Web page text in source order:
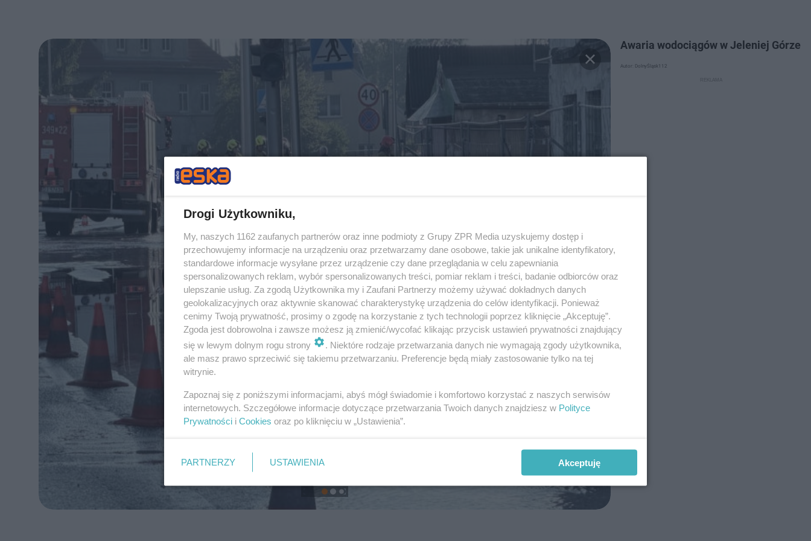
Awaria wodociągów w Jeleniej Górze
Autor: DolnyŚląsk112
Drogi Użytkowniku,
My, naszych 1162 zaufanych partnerów oraz inne podmioty z Grupy ZPR Media uzyskujemy dostęp i
przechowujemy informacje na urządzeniu oraz przetwarzamy dane osobowe, takie jak unikalne identyfikatory,
standardowe informacje wysyłane przez urządzenie czy dane przeglądania w celu zapewniania
spersonalizowanych reklam, wybór spersonalizowanych treści, pomiar reklam i treści, badanie odbiorców oraz
ulepszanie usług. Za zgodą Użytkownika my i Zaufani Partnerzy możemy używać dokładnych danych
geolokalizacyjnych oraz aktywnie skanować charakterystykę urządzenia do celów identyfikacji. Ponieważ
cenimy Twoją prywatność, prosimy o zgodę na korzystanie z tych technologii poprzez kliknięcie „Akceptuję”.
Zgoda jest dobrowolna i zawsze możesz ją zmienić/wycofać klikając przycisk ustawień prywatności znajdujący
się w lewym dolnym rogu strony
. Niektóre rodzaje przetwarzania danych nie wymagają zgody użytkownika,
ale masz prawo sprzeciwić się takiemu przetwarzaniu. Preferencje będą miały zastosowanie tylko na tej
witrynie.
Zapoznaj się z poniższymi informacjami, abyś mógł świadomie i komfortowo korzystać z naszych serwisów
internetowych. Szczegółowe informacje dotyczące przetwarzania Twoich danych znajdziesz w Polityce
Prywatności i Cookies oraz po kliknięciu w „Ustawienia”.
PARTNERZY USTAWIENIA Akceptuję